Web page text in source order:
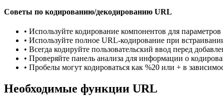
Советы по кодированию/декодированию URL
• Используйте кодирование компонентов для
• Используйте полное URL-кодирование при
• Всегда кодируйте пользовательский ввод перед
• Проверяйте панель анализа для информации о
• Пробелы могут кодироваться как %20 или + в
Необходимые функции URL